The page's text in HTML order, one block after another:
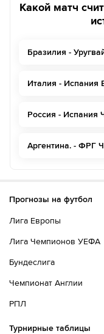
Какой матч
Бразилия -
Италия - Испания
Россия - Испания
Аргентина. - ФРГ
Прогнозы на футбол
Лига Европы
Лига Чемпионов УЕФА
Бундеслига
Чемпионат Англии
РПЛ
Турнирные таблицы